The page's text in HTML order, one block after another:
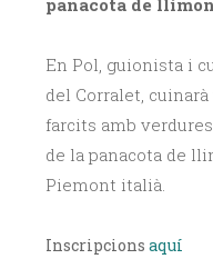
panacota de
En Pol, guionista i
del Corralet,
farcits amb
de la panacota de
Piemont italià.
Inscripcions aquí